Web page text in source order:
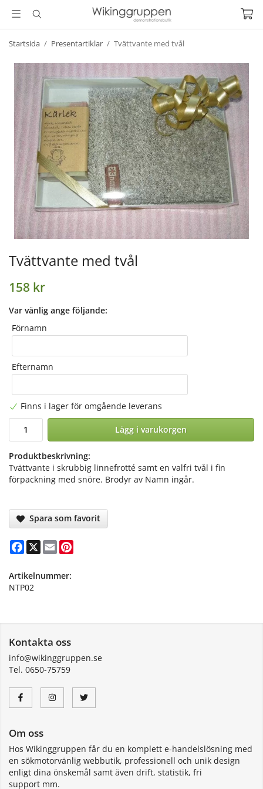
Startsida / Presentartiklar / Tvättvante med tvål
Tvättvante med tvål
158 kr
Var vänlig ange följande:
Förnamn
Efternamn
Finns i lager för omgående leverans
Lägg i varukorgen
Produktbeskrivning:
Tvättvante i skrubbig linnefrotté samt en valfri tvål i fin
förpackning med snöre. Brodyr av Namn ingår.
Spara som favorit
Facebook
X Email
Artikelnummer:
NTP02
Kontakta oss
info@wikinggruppen.se
Tel. 0650-75759
Om oss
Hos Wikinggruppen får du en komplett e-handelslösning med
en sökmotorvänlig webbutik, professionell och unik design
enligt dina önskemål samt även drift, statistik, fri
support mm.